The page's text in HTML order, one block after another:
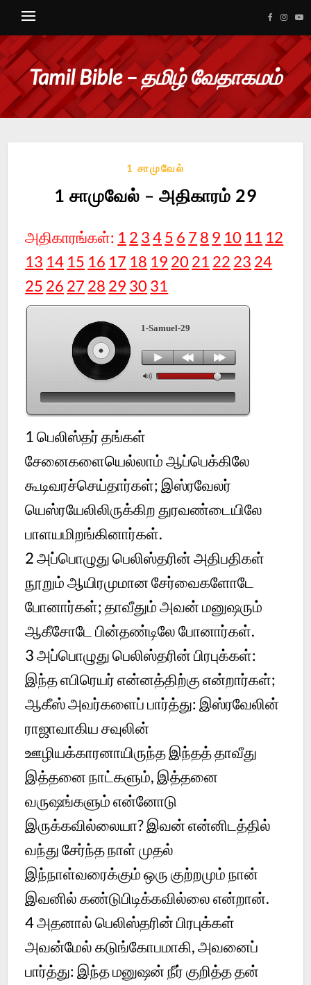
Tamil Bible – தமிழ் வேதாகமம்
1 சாமுவேல்
1 சாமுவேல் – அதிகாரம் 29
அதிகாரங்கள்: 1 2 345 6 7 8 9 10 11 12
13 14 15 16 17 18 19 20 21 22 23 24
25 26 27 28 29 30 31
1-Samuel-29
1பெலிஸ்தர் தங்கள்
சேனைகளையெல்லாம் ஆப்பெக்கிலே
கூடிவரச்செய்தார்கள்; இஸ்ரவேலர்
யெஸ்ரயேலிலிருக்கிற துரவண்டையிலே
பாளயமிறங்கினார்கள்.
2அப்பொழுது பெலிஸ்தரின் அதிபதிகள்
நூறும் ஆயிரமுமான சேர்வைகளோடே
போனார்கள்; தாவீதும் அவன் மனுஷரும்
ஆகீசோடே பின்தண்டிலே போனார்கள்.
3அப்பொழுது பெலிஸ்தரின் பிரபுக்கள்:
இந்த எபிரெயர் என்னத்திற்கு என்றார்கள்;
ஆகீஸ் அவர்களைப் பார்த்து: இஸ்ரவேலின்
ராஜாவாகிய சவுலின்
ஊழியக்காரனாயிருந்த இந்தத் தாவீது
இத்தனை நாட்களும், இத்தனை
வருஷங்களும் என்னோடு
இருக்கவில்லையா? இவன் என்னிடத்தில்
வந்து சேர்ந்த நாள் முதல்
இந்நாள்வரைக்கும் ஒரு குற்றமும் நான்
இவனில் கண்டுபிடிக்கவில்லை என்றான்.
4அதனால் பெலிஸ்தரின் பிரபுக்கள்
அவன்மேல் கடுங்கோபமாகி, அவனைப்
பார்த்து: இந்த மனுஷன் நீர் குறித்த தன்